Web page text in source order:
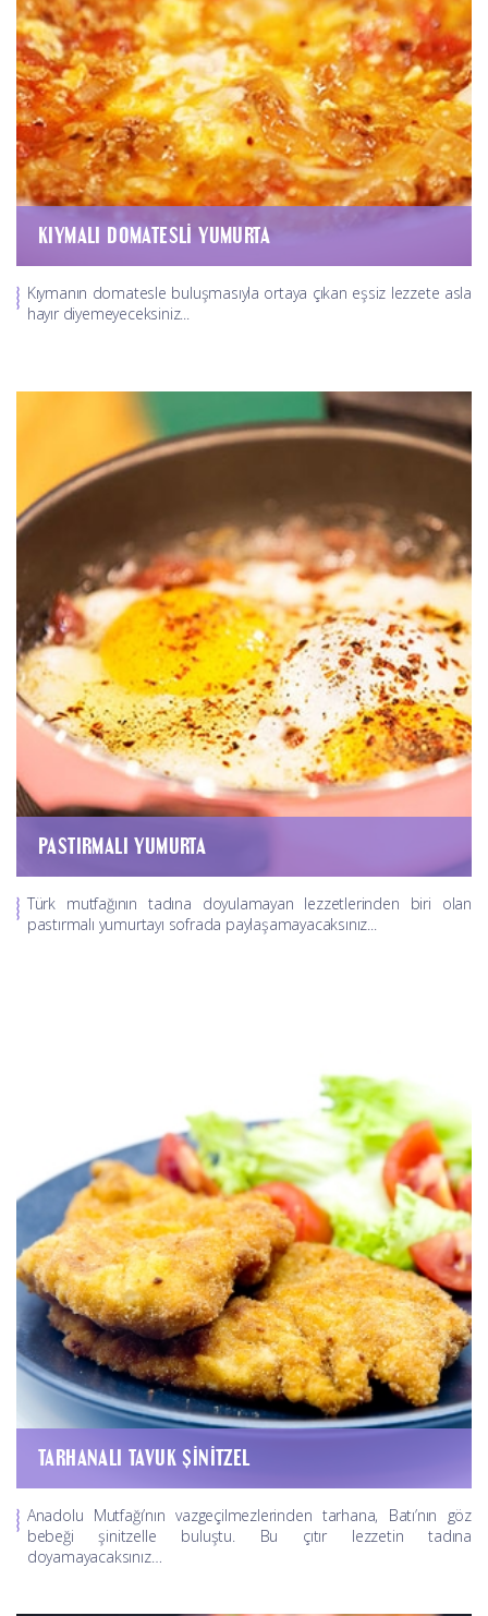
KIYMALI DOMATESLI YUMURTA
Kıymanın domatesle buluşmasıyla ortaya çıkan eşsiz lezzete asla
hayır diyemeyeceksiniz...
PASTIRMALI YUMURTA
Türk mutfağının tadına doyulamayan lezzetlerinden biri olan
pastırmalı yumurtayı sofrada paylaşamayacaksınız...
TARHANALI TAVUK ŞINITZEL
Anadolu Mutfağı’nın vazgeçilmezlerinden tarhana, Batı’nın göz
bebeği şinitzelle buluştu. Bu çıtır lezzetin tadına
doyamayacaksınız…